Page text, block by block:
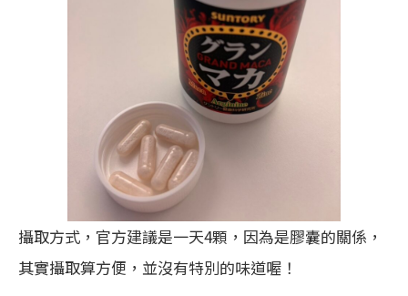
攝取方式，官方建議是一天4顆，因為是膠囊的關係，
其實攝取算方便，並沒有特別的味道喔！